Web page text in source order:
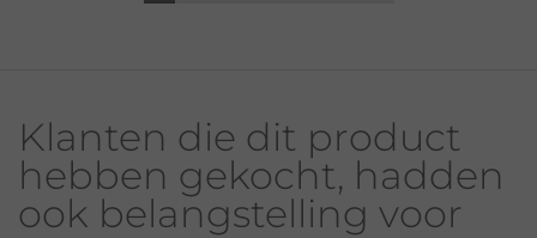
Klanten die dit product
hebben gekocht, hadden
ook belangstelling voor